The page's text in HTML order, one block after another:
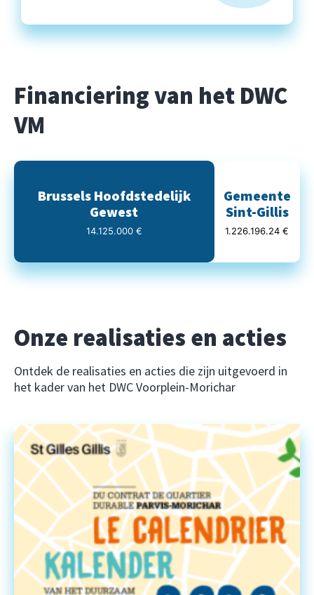
Financiering van het DWC
VM
Brussels Hoofdstedelijk
Gewest
14.125.000 €
Gemeente
Sint-Gillis
1.226.196.24 €
Onze realisaties en acties
Ontdek de realisaties en acties die zijn uitgevoerd in
het kader van het DWC Voorplein-Morichar